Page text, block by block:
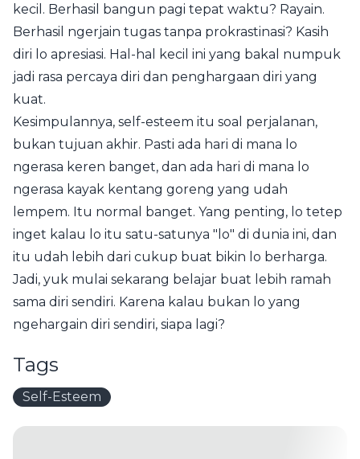
kecil. Berhasil bangun pagi tepat waktu? Rayain.
Berhasil ngerjain tugas tanpa prokrastinasi? Kasih
diri lo apresiasi. Hal-hal kecil ini yang bakal numpuk
jadi rasa percaya diri dan penghargaan diri yang
kuat.
Kesimpulannya, self-esteem itu soal perjalanan,
bukan tujuan akhir. Pasti ada hari di mana lo
ngerasa keren banget, dan ada hari di mana lo
ngerasa kayak kentang goreng yang udah
lempem. Itu normal banget. Yang penting, lo tetep
inget kalau lo itu satu-satunya "lo" di dunia ini, dan
itu udah lebih dari cukup buat bikin lo berharga.
Jadi, yuk mulai sekarang belajar buat lebih ramah
sama diri sendiri. Karena kalau bukan lo yang
ngehargain diri sendiri, siapa lagi?
Tags
Self-Esteem